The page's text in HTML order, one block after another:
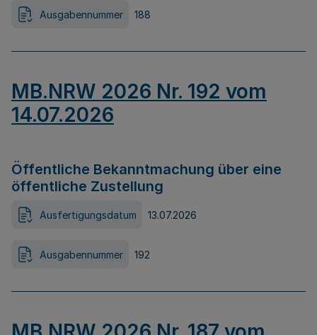
Ausgabennummer 188
MB.NRW 2026 Nr. 192 vom
14.07.2026
Öffentliche Bekanntmachung über eine
öffentliche Zustellung
Ausfertigungsdatum 13.07.2026
Ausgabennummer 192